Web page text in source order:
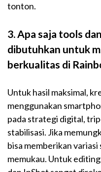
tonton.
3. Apa saja tools
dibutuhkan untuk
berkualitas di
Untuk hasil maksimal,
menggunakan
pada strategi digital,
stabilisasi. Jika
bisa memberikan
memukau. Untuk